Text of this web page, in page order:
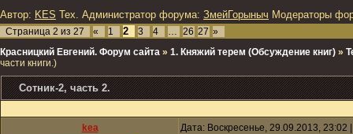
Автор: KES Тех. Администратор форума: ЗмейГорыныч Модераторы
Страница 2 из 27 « 1 2 3 4 … 26 27 »
Красницкий Евгений. Форум сайта » 1. Княжий терем (Обсуждение книг) »
части книги.)
Сотник-2, часть 2.
kea Дата: Воскресенье, 29.09.2013,